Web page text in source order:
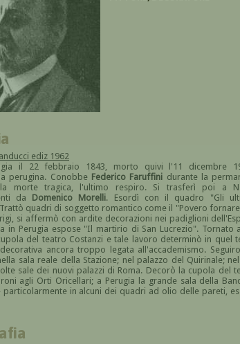
ediz 1962
il 22 febbraio 1843, morto quivi l'11 dicembre
perugina. Conobbe Federico Faruffini durante la
morte tragica, l'ultimo respiro. Si trasferì poi a
da Domenico Morelli. Esordì con il quadro "Gli
quadri di soggetto romantico come il "Povero
si affermò con ardite decorazioni nei padiglioni
in Perugia espose "Il martirio di San Lucrezio". Tornato
del teatro Costanzi e tale lavoro determinò in quel
ancora troppo legata all'accademismo.
sala reale della Stazione; nel palazzo del Quirinale;
sale dei nuovi palazzi di Roma. Decorò la cupola del
agli Orti Oricellari; a Perugia la grande sala della
particolarmente in alcuni dei quadri ad olio delle pareti,